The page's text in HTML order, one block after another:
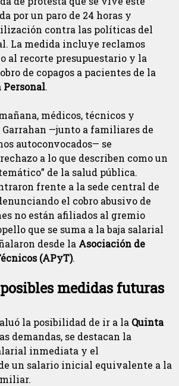
por un paro de 24 horas y
contra las políticas del
La medida incluye reclamos
al recorte presupuestario y la
de copagos a pacientes de la
Personal.
médicos, técnicos y
—junto a familiares de
autoconvocados— se
a lo que describen como un
de la salud pública.
frente a la sede central de
el cobro abusivo de
no están afiliados al gremio
que se suma a la baja salarial
desde la Asociación de
(APyT).
medidas futuras
la posibilidad de ir a la Quinta
demandas, se destacan la
inmediata y el
un salario inicial equivalente a la